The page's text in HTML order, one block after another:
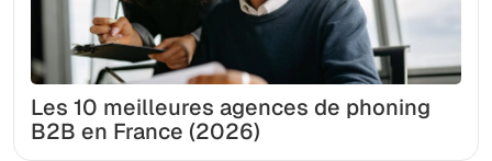
Les 10 meilleures agences de phoning
B2B en France (2026)